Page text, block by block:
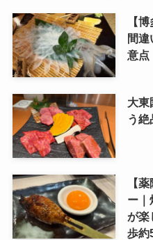
【
間
意点
大東
う
【
ー｜
が楽
歩約